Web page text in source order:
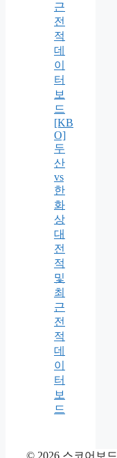
근
전
적
데
이
터
보
드
[KB
O]
두
산
vs
한
화
상
대
전
적
및
최
근
전
적
데
이
터
보
드
© 2026 스코어보드